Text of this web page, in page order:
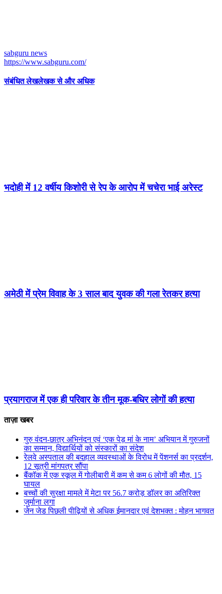
sabguru news
https://www.sabguru.com/
संबंधित लेखलेखक से और अधिक
भदोही में 12 वर्षीय किशोरी से रेप के आरोप में चचेरा भाई अरेस्ट
अमेठी में प्रेम विवाह के 3 साल बाद युवक की गला रेतकर हत्या
प्रयागराज में एक ही परिवार के तीन मूक-बधिर लोगों की हत्या
ताज़ा खबर
गुरु वंदन-छात्र अभिनंदन एवं ‘एक पेड़ मां के नाम’ अभियान में गुरुजनों
का सम्मान, विद्यार्थियों को संस्कारों का संदेश
रेलवे अस्पताल की बदहाल व्यवस्थाओं के विरोध में पेंशनर्स का प्रदर्शन,
12 सूत्री मांगपत्र सौंपा
बैंकॉक में एक स्कूल में गोलीबारी में कम से कम 6 लोगों की मौत, 15
घायल
बच्चों की सुरक्षा मामले में मेटा पर 56.7 करोड़ डॉलर का अतिरिक्त
जुर्माना लगा
जेन जेड पिछली पीढ़ियों से अधिक ईमानदार एवं देशभक्त : मोहन भागवत